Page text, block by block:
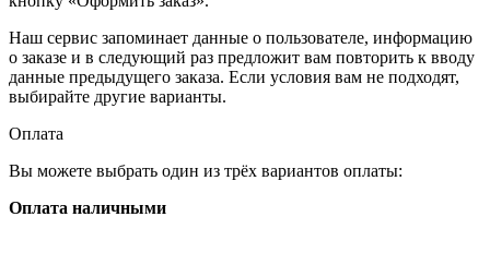
Наш сервис запоминает данные о пользователе, информацию
о заказе и в следующий раз предложит вам повторить к вводу
данные предыдущего заказа. Если условия вам не подходят,
выбирайте другие варианты.
Оплата
Вы можете выбрать один из трёх вариантов оплаты:
Оплата наличными